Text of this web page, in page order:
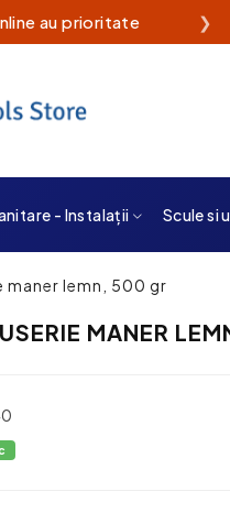
au prioritate ❯
- Instalații Scule si
maner lemn, 500 gr
MANER